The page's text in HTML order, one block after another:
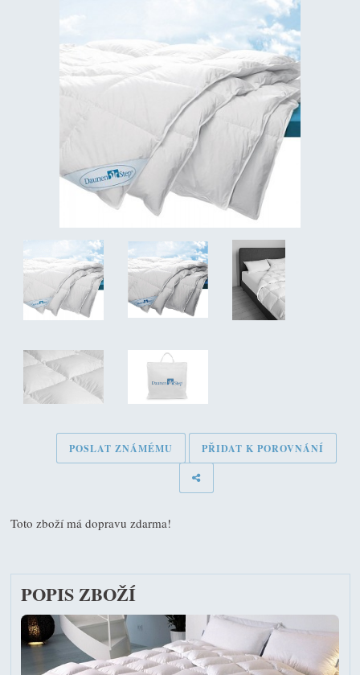
POSLAT ZNÁMÉMU PŘIDAT K POROVNÁNÍ
Toto zboží má dopravu zdarma!
POPIS ZBOŽÍ